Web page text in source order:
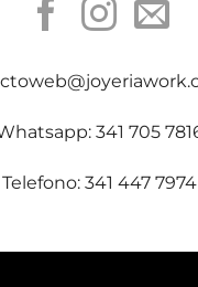
341 705
Telefono: 341 447 7974